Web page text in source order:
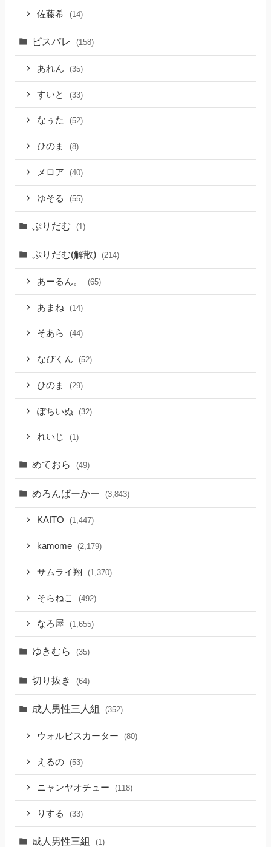
佐藤希 (14)
ピスパレ (158)
あれん (35)
すいと (33)
なぅた (52)
ひのま (8)
メロア (40)
ゆそる (55)
ぷりだむ (1)
ぷりだむ(解散) (214)
あーるん。 (65)
あまね (14)
そあら (44)
なぴくん (52)
ひのま (29)
ぽちいぬ (32)
れいじ (1)
めておら (49)
めろんぱーかー (3,843)
KAITO (1,447)
kamome (2,179)
サムライ翔 (1,370)
そらねこ (492)
なろ屋 (1,655)
ゆきむら (35)
切り抜き (64)
成人男性三人組 (352)
ウォルピスカーター (80)
えるの (53)
ニャンヤオチュー (118)
りする (33)
成人男性三組 (1)